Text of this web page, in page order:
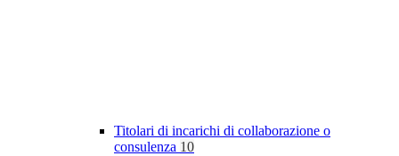
Titolari di incarichi di collaborazione o
consulenza 10